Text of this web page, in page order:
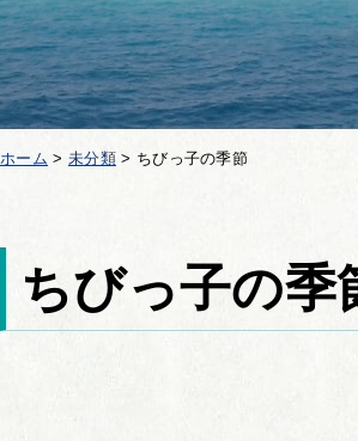
ホーム > 未分類> ちびっ子の季節
ちびっ子の季